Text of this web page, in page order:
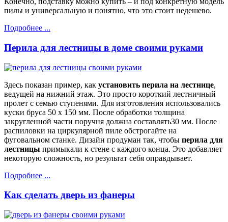
пилы и универсальную и понятно, что это стоит недешево.
Подробнее ...
Перила для лестницы в доме своими руками
Здесь показан пример, как установить перила на лестнице,
ведущей на нижний этаж. Это просто короткий лестничный
пролет с семью ступенями. Для изготовления использовались
куски бруса 50 x 150 мм. После обработки толщина
закругленной части поручня должна составлять30 мм. После
распиловки на циркулярной пиле обстрогайте на
фуговальном станке. Дизайн продуман так, чтобы перила для
лестницы примыкали к стене с каждого конца. Это добавляет
некоторую сложность, но результат себя оправдывает.
Подробнее ...
Как сделать дверь из фанеры